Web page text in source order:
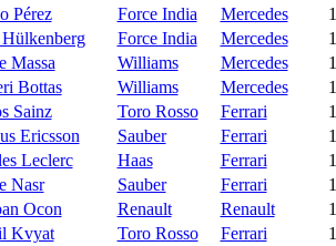
Pérez Force India Mercedes
Force India Mercedes
Massa Williams Mercedes
Bottas Williams Mercedes
Sainz Toro Rosso Ferrari
Ericsson Sauber Ferrari
Leclerc Haas Ferrari
Nasr Sauber Ferrari
Ocon Renault Renault
Kvyat Toro Rosso Ferrari